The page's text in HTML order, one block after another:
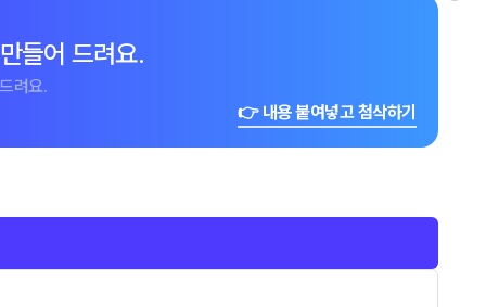
들어 드려요.
려요.
👉 내용 붙여넣고 첨삭하기